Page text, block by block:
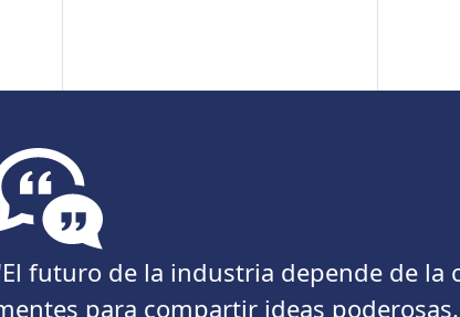
futuro de la industria depende de la
para compartir ideas